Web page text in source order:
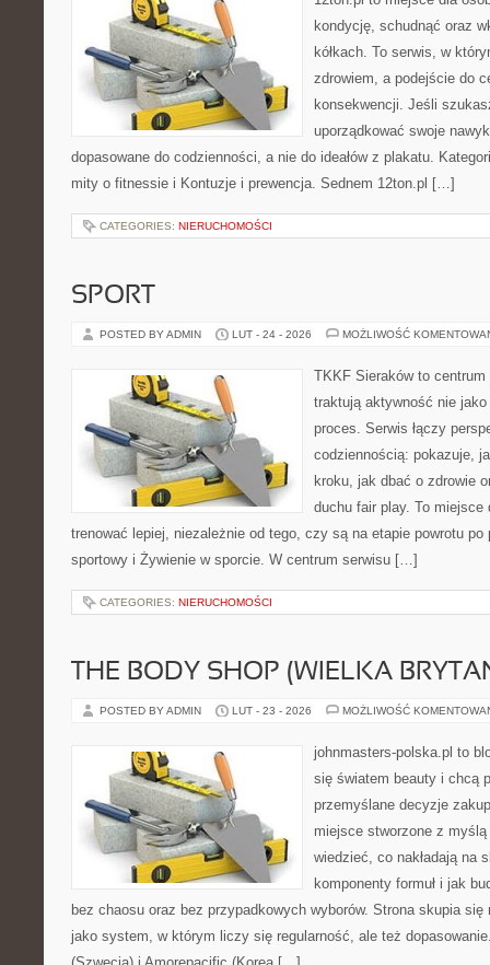
kondycję, schudnąć oraz
kółkach. To serwis, w
zdrowiem, a podejście do
konsekwencji. Jeśli
uporządkować swoje
dopasowane do codzienności, a nie do ideałów z plakatu.
mity o fitnessie i Kontuzje i prewencja. Sednem 12ton.pl […]
CATEGORIES: NIERUCHOMOŚCI
SPORT
POSTED BY ADMIN LUT - 24 - 2026 MOŻLIWOŚĆ
TKKF Sieraków to
traktują aktywność nie
proces. Serwis łączy
codziennością: pokazuje,
kroku, jak dbać o zdrowie
duchu fair play. To
trenować lepiej, niezależnie od tego, czy są na etapie powrotu
sportowy i Żywienie w sporcie. W centrum serwisu […]
CATEGORIES: NIERUCHOMOŚCI
THE BODY SHOP (WIELKA
POSTED BY ADMIN LUT - 23 - 2026 MOŻLIWOŚĆ
johnmasters-polska.pl to
się światem beauty i chcą
przemyślane decyzje
miejsce stworzone z
wiedzieć, co nakładają na
komponenty formuł i jak
bez chaosu oraz bez przypadkowych wyborów. Strona skupia się
jako system, w którym liczy się regularność, ale też